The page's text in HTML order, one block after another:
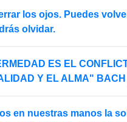
los ojos. Puedes
olvidar.
ES EL
Y EL ALMA" BACH
en nuestras manos la